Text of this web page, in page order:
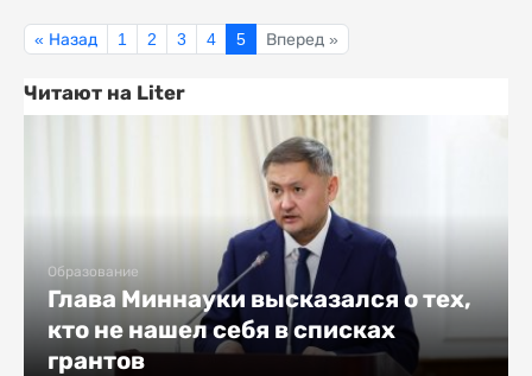
« Назад 1 2 3 4 5 Вперед »
Читают на Liter
Образование
Глава Миннауки высказался о тех,
кто не нашел себя в списках
грантов